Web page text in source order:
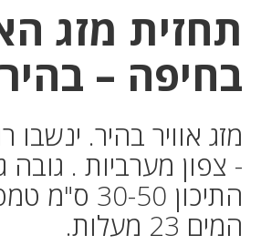
תחזית מזג
בחיפה –
מזג אוויר בהיר. ינשבו
- צפון מערביות . גובה
התיכון 30-
המים 23 מעלות.